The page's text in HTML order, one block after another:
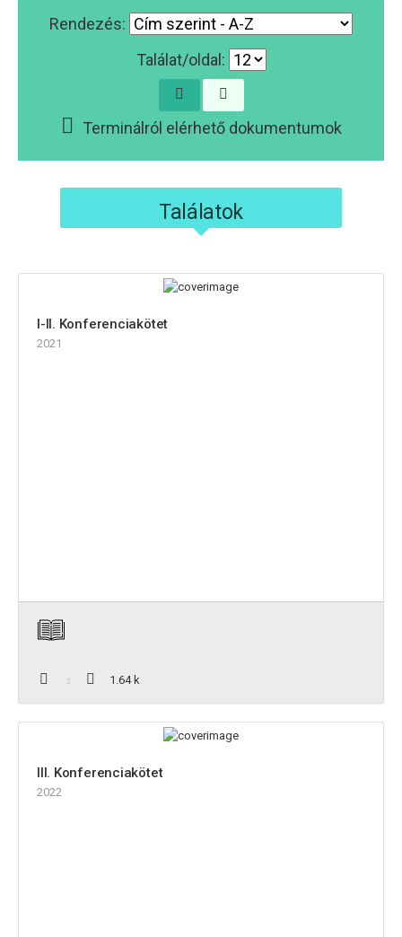
Rendezés:
Találat/oldal:
Terminálról elérhető dokumentumok
Találatok
I-II. Konferenciakötet
2021
1.64 k
III. Konferenciakötet
2022